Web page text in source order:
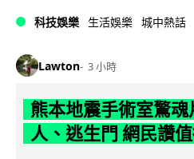
科技娛樂 生活娛樂 城中熱話
Lawton 3 小時
熊本地震手術室驚
人、逃生門 網民讚